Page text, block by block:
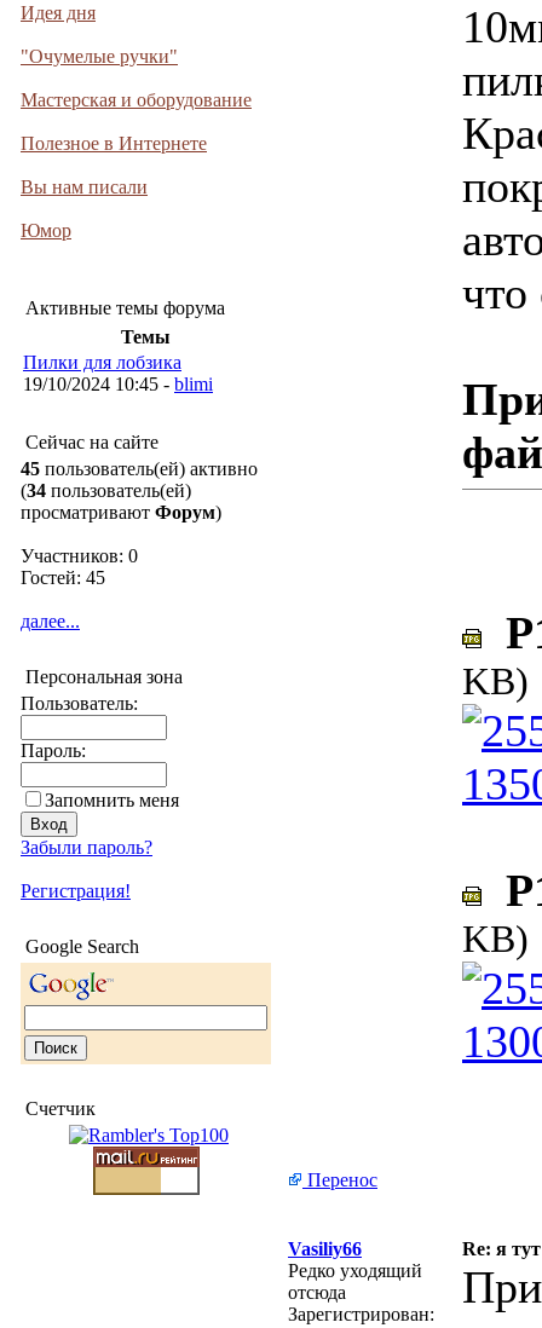
Идея дня
"Очумелые ручки"
Мастерская и оборудование
Полезное в Интернете
Вы нам писали
Юмор
Активные темы форума
Темы
Пилки для лобзика
19/10/2024 10:45 - blimi
Сейчас на сайте
45 пользователь(ей) активно
(34 пользователь(ей)
просматривают Форум)
Участников: 0
Гостей: 45
далее...
Персональная зона
Пользователь:
Пароль:
Запомнить меня
Забыли пароль?
Регистрация!
Google Search
Счетчик
KB)
KB)
Перенос
Vasiliy66
Re: я
Редко уходящий
отсюда
Зарегистрирован: